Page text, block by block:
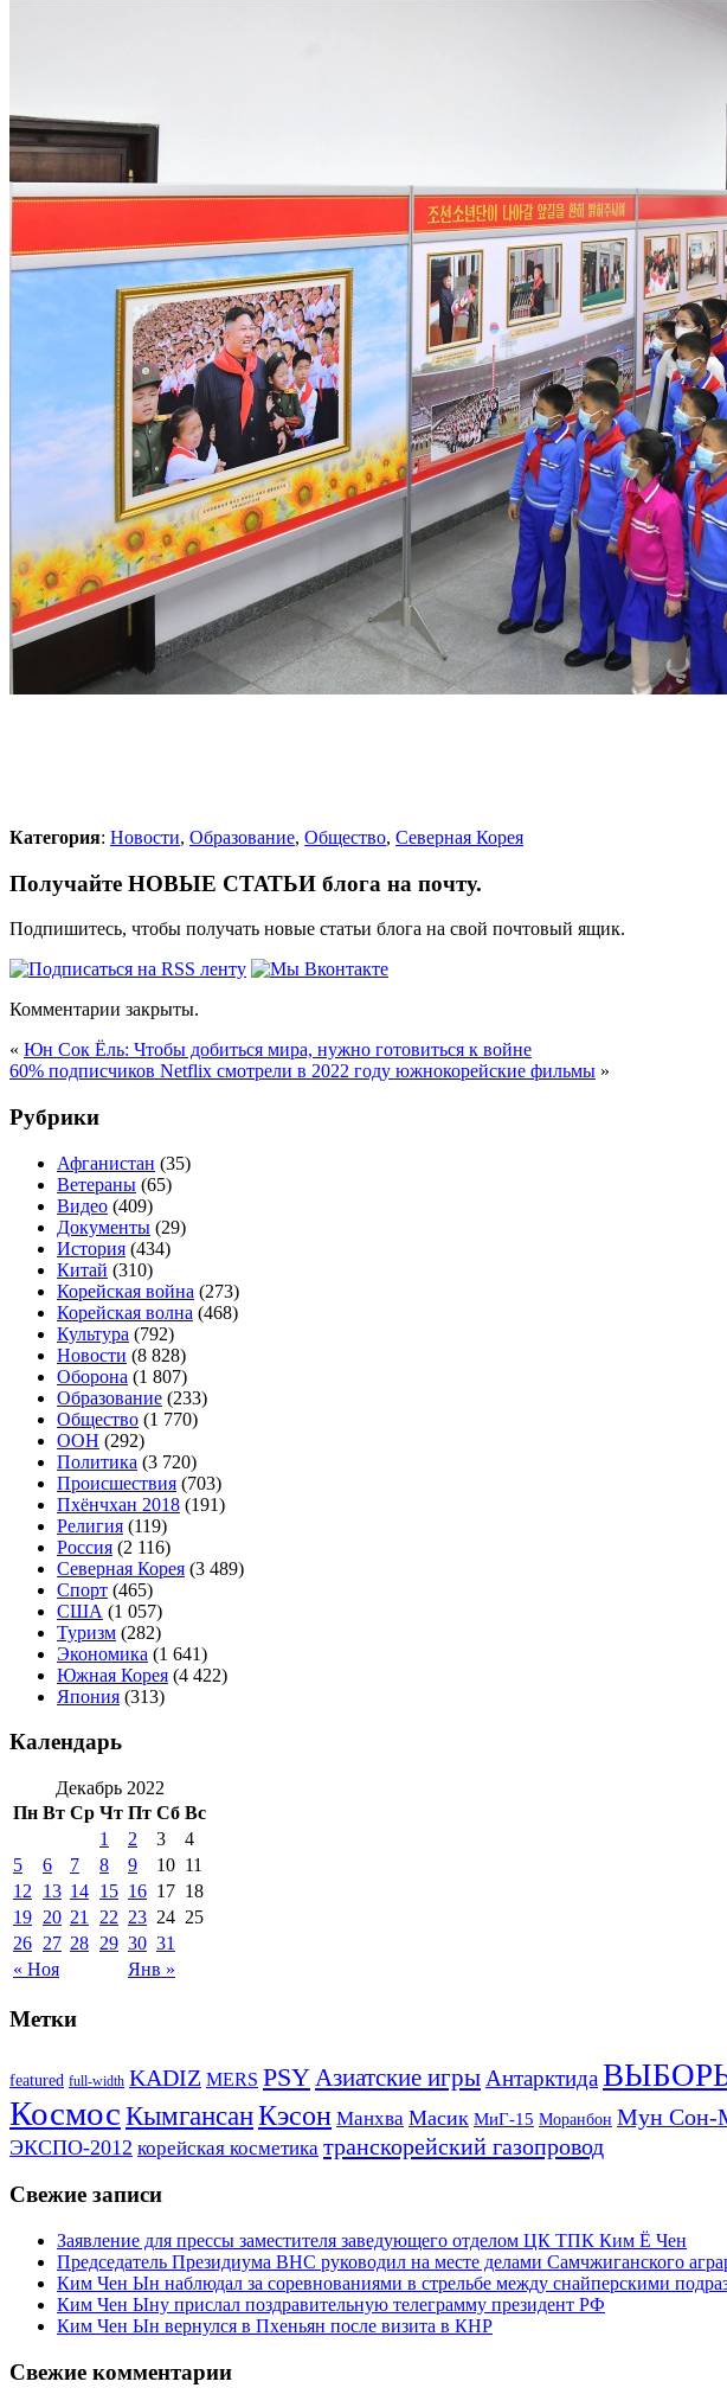
Категория: Новости, Образование, Общество, Северная Корея
Получайте НОВЫЕ СТАТЬИ блога на почту.
Подпишитесь, чтобы получать новые статьи блога на свой почтовый ящик.
Комментарии закрыты.
« Юн Сок Ёль: Чтобы добиться мира, нужно готовиться к войне
60% подписчиков Netflix смотрели в 2022 году южнокорейские фильмы »
Рубрики
Афганистан (35)
Ветераны (65)
Видео (409)
Документы (29)
История (434)
Китай (310)
Корейская война (273)
Корейская волна (468)
Культура (792)
Новости (8 828)
Оборона (1 807)
Образование (233)
Общество (1 770)
ООН (292)
Политика (3 720)
Происшествия (703)
Пхёнчхан 2018 (191)
Религия (119)
Россия (2 116)
Северная Корея (3 489)
Спорт (465)
США (1 057)
Туризм (282)
Экономика (1 641)
Южная Корея (4 422)
Япония (313)
Календарь
Декабрь 2022
Пн Вт Ср Чт Пт Сб Вс
« Ноя Янв »
1 2 3
4
5
6 7 8 9 10 11
12
13 14 15 16 17 18
19 20 21 22 23 24 25
26 27 28 29 30 31
Метки
featured full-width KADIZ MERS PSY Азиатские игры Антарктида
Космос КымгансанКэсон Манхва Масик МиГ-15 Моранбон Мун Сон-
ЭКСПО-2012 корейская косметика транскорейский газопровод
Свежие записи
Заявление для прессы заместителя заведующего отделом ЦК ТПК Ким Ё Чен
Председатель Президиума ВНС руководил на месте делами Самчжиганского
Ким Чен Ын наблюдал за соревнованиями в стрельбе между снайперскими
Ким Чен Ыну прислал поздравительную телеграмму президент РФ
Ким Чен Ын вернулся в Пхеньян после визита в КНР
Свежие комментарии